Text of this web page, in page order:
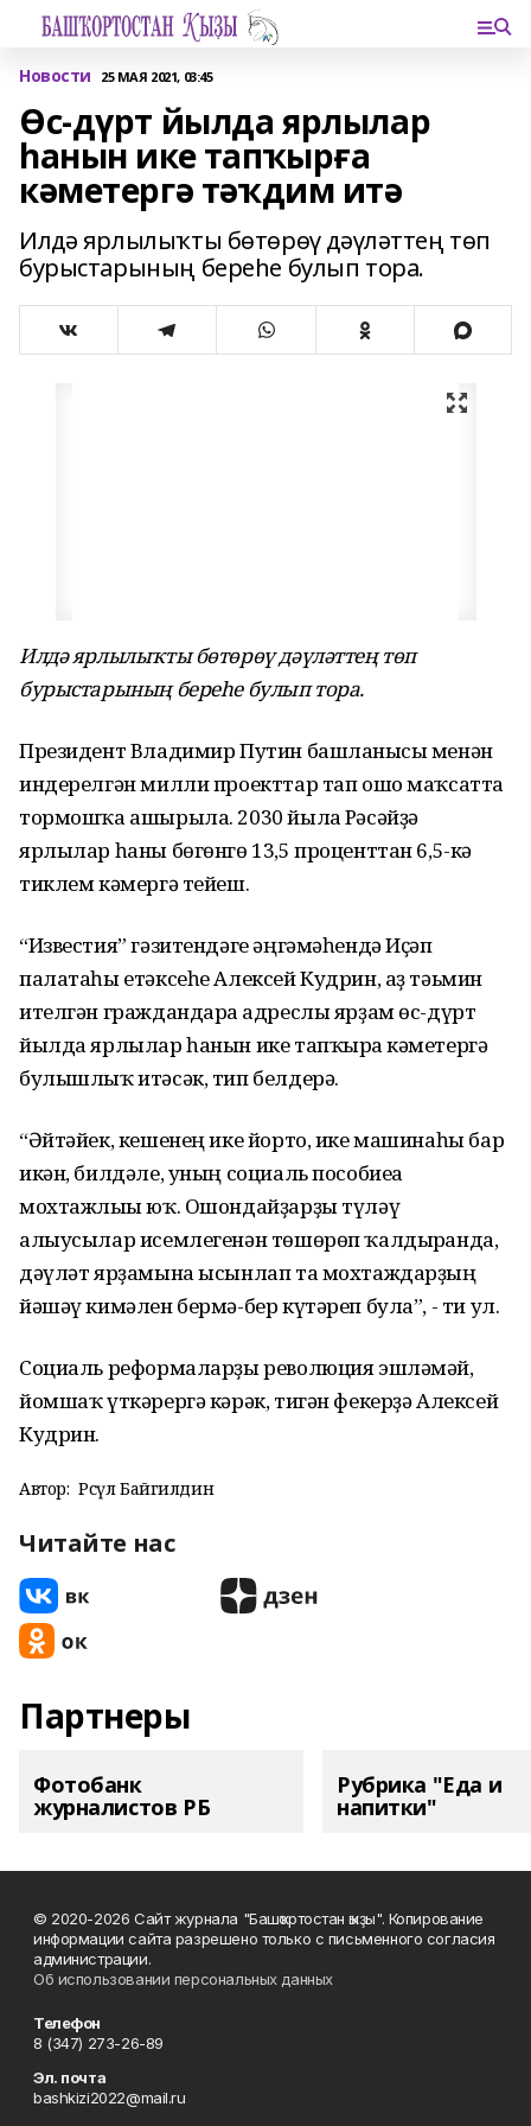
Новости 25 МАЯ 2021, 03:45
Өс-дүрт йылда ярлылар
һанын ике тапҡырға
кәметергә тәҡдим итә
Илдә ярлылыҡты бөтөрөү дәүләттең төп
бурыстарының береһе булып тора.
Илдә ярлылыҡты бөтөрөү дәүләттең төп
бурыстарының береһе булып тора.
Президент Владимир Путин башланғысы менән
индерелгән милли проекттар тап ошо маҡсатта
тормошҡа ашырыла. 2030 йылға Рәсәйҙә
ярлылар һаны бөгөнгө 13,5 проценттан 6,5-кә
тиклем кәмергә тейеш.
“Известия” гәзитендәге әңгәмәһендә Иҫәп
палатаһы етәксеһе Алексей Кудрин, аҙ тәьмин
ителгән граждандарға адреслы ярҙам өс-дүрт
йылда ярлылар һанын ике тапҡырға кәметергә
булышлыҡ итәсәк, тип белдерә.
“Әйтәйек, кешенең ике йорто, ике машинаһы бар
икән, билдәле, уның социаль пособиеға
мохтажлығы юҡ. Ошондайҙарҙы түләү
алыусылар исемлегенән төшөрөп ҡалдырғанда,
дәүләт ярҙамына ысынлап та мохтаждарҙың
йәшәү кимәлен бермә-бер күтәреп була”, - ти ул.
Социаль реформаларҙы революция эшләмәй,
йомшаҡ үткәрергә кәрәк, тигән фекерҙә Алексей
Кудрин.
Автор: Рәсүл Байгилдин
Читайте нас
Партнеры
Фотобанк
журналистов РБ
Рубрика "Еда и
напитки"
© 2020-2026 Сайт журнала "Башҡортостан ҡыҙы". Копирование
информации сайта разрешено только с письменного согласия
администрации.
Об использовании персональных данных
Телефон
8 (347) 273-26-89
Эл. почта
bashkizi2022@mail.ru